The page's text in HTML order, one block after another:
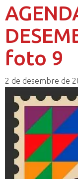
foto 9
2 de desembre de